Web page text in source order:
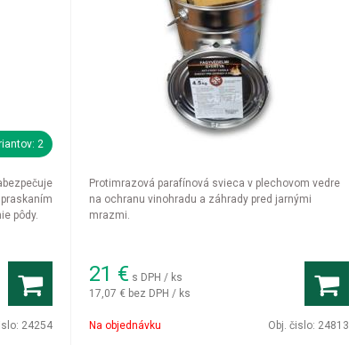
2
pôdy.
24254
Protimrazová parafínová svieca v plechovom vedre
na ochranu vinohradu a záhrady pred jarnými
mrazmi.
21 € s DPH / ks
17,07 € bez DPH / ks
Na objednávku Obj. čislo: 24813